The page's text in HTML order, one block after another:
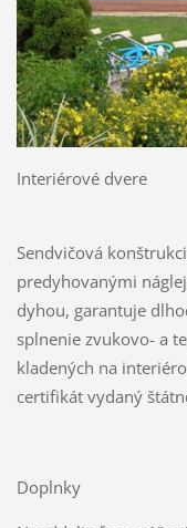
Interiérové dvere
Sendvičová
predyhovanými
dyhou, garantuje
splnenie zvukovo- a
kladených na
certifikát vydaný
Doplnky